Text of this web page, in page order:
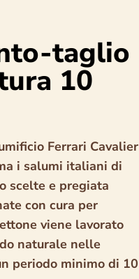
taglio
10
Ferrari Cavalier
i salumi italiani di
scelte e pregiata
con cura per
viene lavorato
naturale nelle
periodo minimo di 10